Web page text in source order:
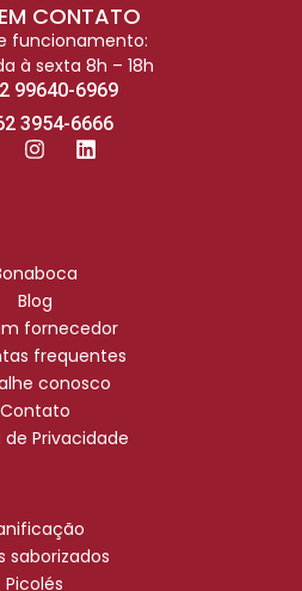
Blog
fornecedor
frequentes
conosco
Contato
Privacidade
saborizados
Picolés
CONTATO
funcionamento:
à sexta 8h – 18h
99640-6969
3954-6666